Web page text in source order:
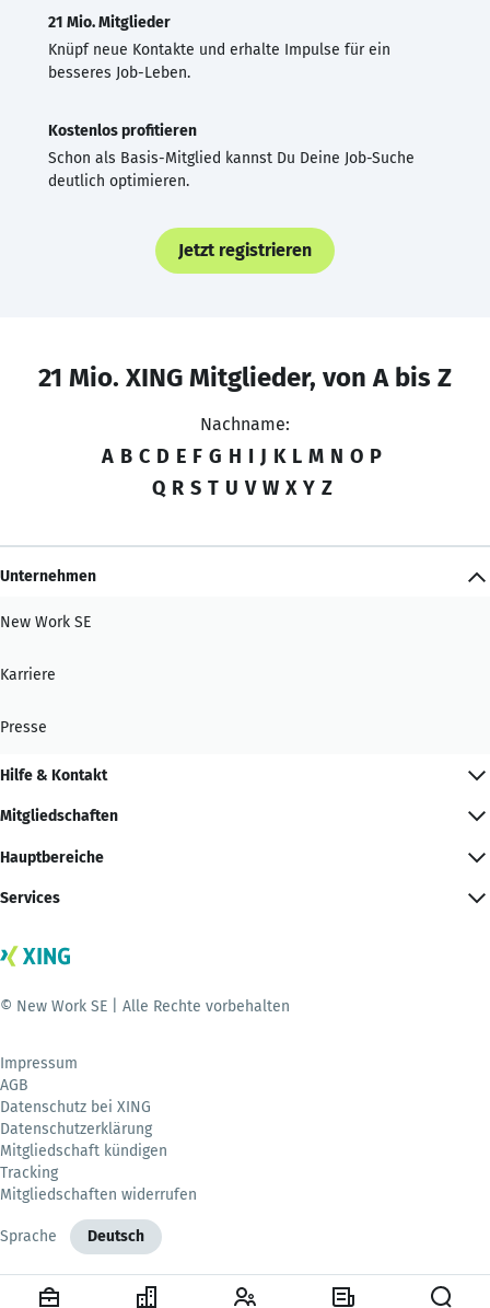
21 Mio. Mitglieder
Knüpf neue Kontakte und erhalte Impulse für ein
besseres Job-Leben.
Kostenlos profitieren
Schon als Basis-Mitglied kannst Du Deine Job-Suche
deutlich optimieren.
Jetzt registrieren
21 Mio. XING Mitglieder, von A bis Z
Nachname:
A B C D E F G H I J K L M N O P
Q R S T U V W X Y Z
Unternehmen
New Work SE
Karriere
Presse
Hilfe & Kontakt
Mitgliedschaften
Hauptbereiche
Services
© New Work SE | Alle Rechte vorbehalten
Impressum
AGB
Datenschutz bei XING
Datenschutzerklärung
Mitgliedschaft kündigen
Tracking
Mitgliedschaften widerrufen
Sprache Deutsch